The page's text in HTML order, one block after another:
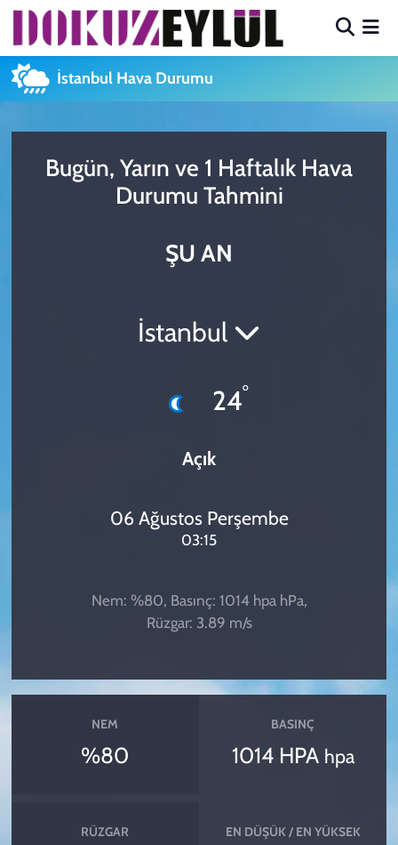
İstanbul Hava Durumu
Bugün, Yarın ve 1 Haftalık Hava
Durumu Tahmini
ŞU AN
İstanbul
24°
Açık
06 Ağustos Perşembe
03:15
Nem: %80, Basınç: 1014 hpa hPa,
Rüzgar: 3.89 m/s
NEM
%80
BASINÇ
1014 HPA hpa
RÜZGAR EN DÜŞÜK / EN YÜKSEK
Hava Durumu
Süper Lig Puan Durumu ve Fikstür
Tüm Manşetler
Son Dakika Haberleri